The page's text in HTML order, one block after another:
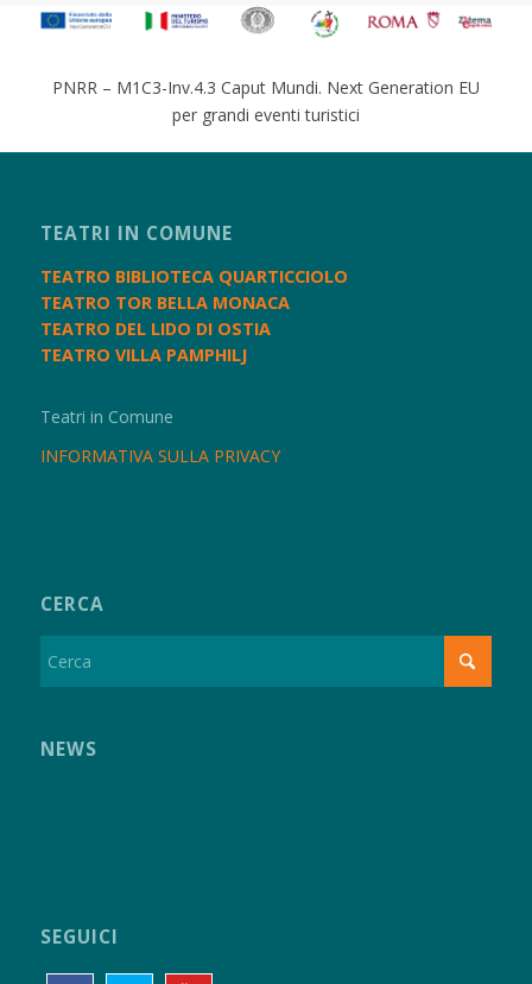
PNRR – M1C3-Inv.4.3 Caput Mundi. Next Generation EU
per grandi eventi turistici
TEATRI IN COMUNE
TEATRO BIBLIOTECA QUARTICCIOLO
TEATRO TOR BELLA MONACA
TEATRO DEL LIDO DI OSTIA
TEATRO VILLA PAMPHILJ
Teatri in Comune
INFORMATIVA SULLA PRIVACY
CERCA
NEWS
SEGUICI